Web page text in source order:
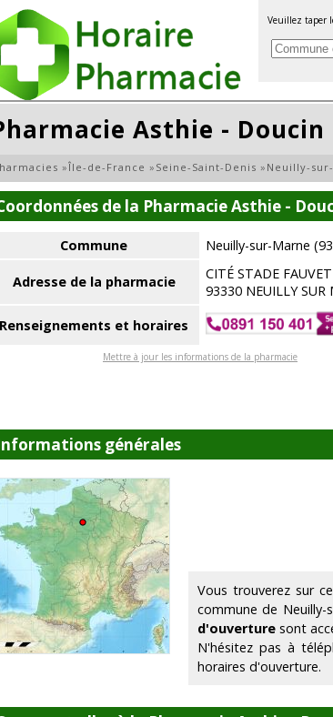
Veuillez taper
Asthie - Doucin
»Île-de-France » Seine-Saint-Denis » Neuilly-
de la Pharmacie Asthie -
Commune Neuilly-sur-Marne
Adresse de la pharmacie
CITÉ STADE
93330 NEUILLY SUR
Renseignements et horaires
Mettre à jour les informations de la pharmacie
générales
Vous trouverez sur
commune de Neuilly-
d'ouverture sont
N'hésitez pas à
horaires d'ouverture.